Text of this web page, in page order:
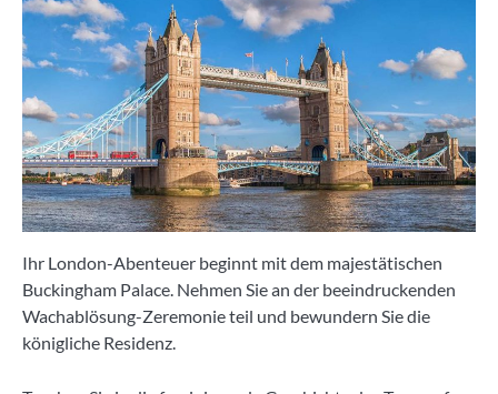
Ihr London-Abenteuer beginnt mit dem majestätischen
Buckingham Palace. Nehmen Sie an der beeindruckenden
Wachablösung-Zeremonie teil und bewundern Sie die
königliche Residenz.